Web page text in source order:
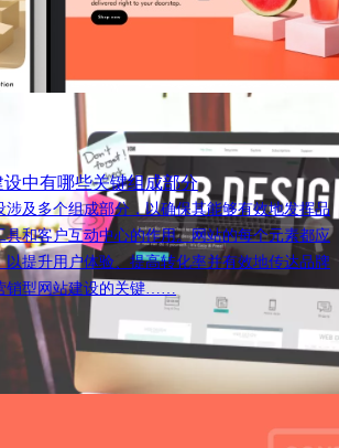
中有哪些关键组成部分
涉及多个组成部分，以确保其能够有效地发挥品
具和客户互动中心的作用。网站的每个元素都应
以提升用户体验、提高转化率并有效地传达品牌
销型网站建设的关键……